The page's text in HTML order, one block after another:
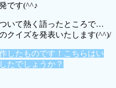
です(^^♪
いて熱く語ったところで…
クイズを発表いたします(^^)/
したものです！こちらはい
たでしょうか？